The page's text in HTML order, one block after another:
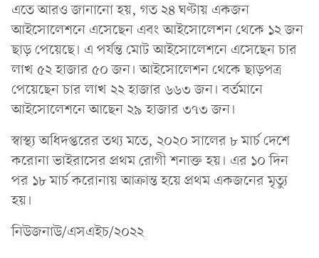
এতে আরও জানানো হয়, গত ২৪ ঘণ্টায় একজন
আইসোলেশনে এসেছেন এবং আইসোলেশন থেকে ১২ জন
ছাড় পেয়েছে। এ পর্যন্ত মোট আইসোলেশনে এসেছেন চার
লাখ ৫২ হাজার ৫০ জন। আইসোলেশন থেকে ছাড়পত্র
পেয়েছেন চার লাখ ২২ হাজার ৬৬৩ জন। বর্তমানে
আইসোলেশনে আছেন ২৯ হাজার ৩৭৩ জন।
স্বাস্থ্য অধিদপ্তরের তথ্য মতে, ২০২০ সালের ৮ মার্চ দেশে
করোনা ভাইরাসের প্রথম রোগী শনাক্ত হয়। এর ১০ দিন
পর ১৮ মার্চ করোনায় আক্রান্ত হয়ে প্রথম একজনের মৃত্যু
হয়।
নিউজনাউ/এসএইচ/২০২২